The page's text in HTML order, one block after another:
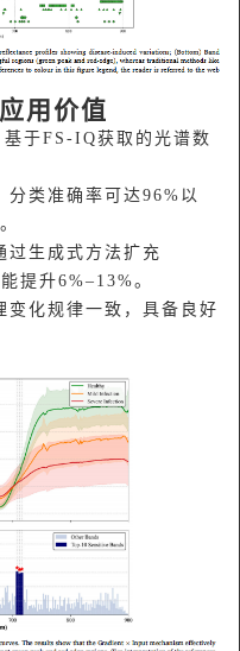
用价值
于FS-IQ获取的光谱数
类准确率可达96%以
生成式方法扩充
提升6%–13%。
化规律一致，具备良好